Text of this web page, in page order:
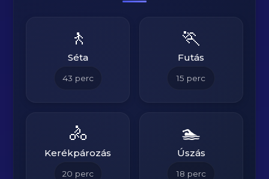
🚶
Séta
43 perc
🏃
Futás
15 perc
🚴
Kerékpározás
20 perc
🏊
Úszás
18 perc